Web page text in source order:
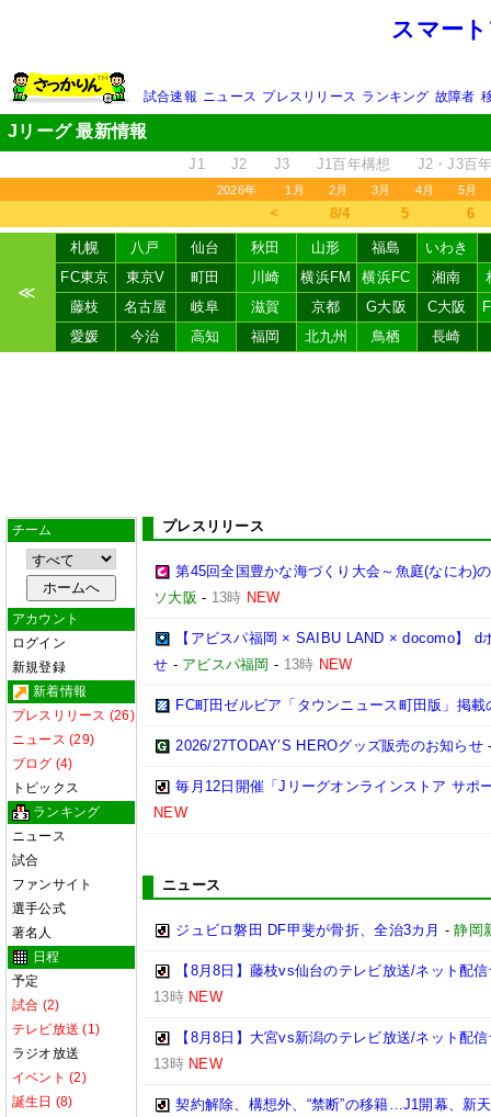
スマー
試合速報 ニュース プレスリリース ランキング 故障者
Jリーグ 最新情報
J1 J2 J3 J1百年構想 J2・J3百
2026年 1月 2月 3月 4月 5月
＜ 8/4 5 6
≪
札幌 八戸 仙台 秋田 山形 福島
いわき
FC東京
東京V 町田 川崎 横浜FM 横浜FC 湘南
藤枝
名古屋 岐阜 滋賀 京都 G大阪 C大阪
愛媛
今治 高知 福岡 北九州 鳥栖 長崎
チーム
アカウント
ログイン
新規登録
新着情報
プレスリリース (26)
ニュース (29)
ブログ (4)
トピックス
ランキング
ニュース
試合
ファンサイト
選手公式
著名人
日程
予定
試合 (2)
テレビ放送 (1)
ラジオ放送
イベント (2)
誕生日 (8)
プレスリリース
第45回全国豊かな海づくり大会～魚庭(なにわ)
ソ大阪 - 13時 NEW
【アビスパ福岡 × SAIBU LAND × docomo】
せ - アビスパ福岡 - 13時 NEW
FC町田ゼルビア「タウンニュース町田版」掲載
2026/27TODAY’S HEROグッズ販売のお知らせ
毎月12日開催「Jリーグオンラインストア サポ
NEW
ニュース
ジュビロ磐田 DF甲斐が骨折、全治3カ月 -静岡
【8月8日】藤枝vs仙台のテレビ放送/ネット配
13時 NEW
【8月8日】大宮vs新潟のテレビ放送/ネット配
13時 NEW
契約解除、構想外、“禁断”の移籍…J1開幕、新